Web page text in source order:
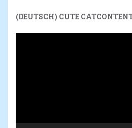
(DEUTSCH) CUTE